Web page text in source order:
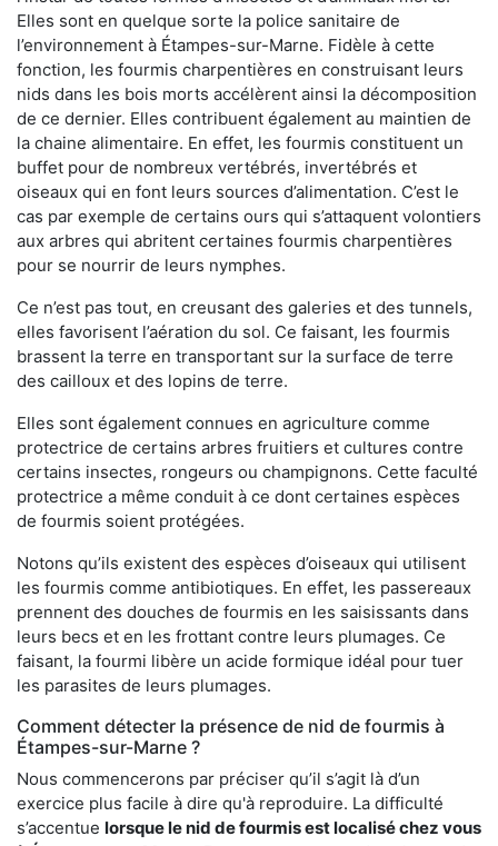
Elles sont en quelque sorte la police sanitaire de
l’environnement à Étampes-sur-Marne. Fidèle à cette
fonction, les fourmis charpentières en construisant leurs
nids dans les bois morts accélèrent ainsi la décomposition
de ce dernier. Elles contribuent également au maintien de
la chaine alimentaire. En effet, les fourmis constituent un
buffet pour de nombreux vertébrés, invertébrés et
oiseaux qui en font leurs sources d’alimentation. C’est le
cas par exemple de certains ours qui s’attaquent volontiers
aux arbres qui abritent certaines fourmis charpentières
pour se nourrir de leurs nymphes.
Ce n’est pas tout, en creusant des galeries et des tunnels,
elles favorisent l’aération du sol. Ce faisant, les fourmis
brassent la terre en transportant sur la surface de terre
des cailloux et des lopins de terre.
Elles sont également connues en agriculture comme
protectrice de certains arbres fruitiers et cultures contre
certains insectes, rongeurs ou champignons. Cette faculté
protectrice a même conduit à ce dont certaines espèces
de fourmis soient protégées.
Notons qu’ils existent des espèces d’oiseaux qui utilisent
les fourmis comme antibiotiques. En effet, les passereaux
prennent des douches de fourmis en les saisissants dans
leurs becs et en les frottant contre leurs plumages. Ce
faisant, la fourmi libère un acide formique idéal pour tuer
les parasites de leurs plumages.
Comment détecter la présence de nid de fourmis à
Étampes-sur-Marne ?
Nous commencerons par préciser qu’il s’agit là d’un
exercice plus facile à dire qu'à reproduire. La difficulté
s’accentue lorsque le nid de fourmis est localisé chez vous